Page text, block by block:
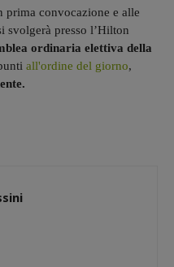
prima convocazione e alle
svolgerà presso l’Hilton
ordinaria elettiva della
all'ordine del giorno,